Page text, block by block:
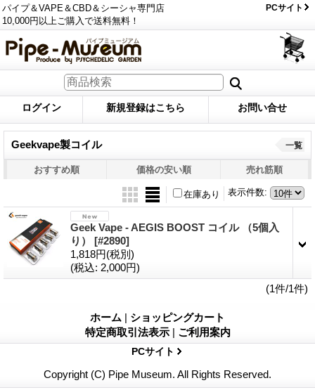
パイプ＆VAPE＆CBD＆シーシャ専門店
10,000円以上ご購入で送料無料！
PCサイト
ログイン 新規登録はこちら お問い合せ
Geekvape製コイル 一覧
おすすめ順 価格の安い順 売れ筋順
表示件数:
在庫あり
Geek Vape - AEGIS BOOST コイル （5個入
り） [#2890]
1,818円(税別)
(税込: 2,000円)
(1件/1件)
ホーム | ショッピングカート
特定商取引法表示 | ご利用案内
PCサイト
Copyright (C) Pipe Museum. All Rights Reserved.